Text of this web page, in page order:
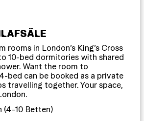
rooms in London’s King’s Cross
10-bed dormitories with shared
Want the room to
bed can be booked as a private
travelling together. Your space,
(4–10 Betten)